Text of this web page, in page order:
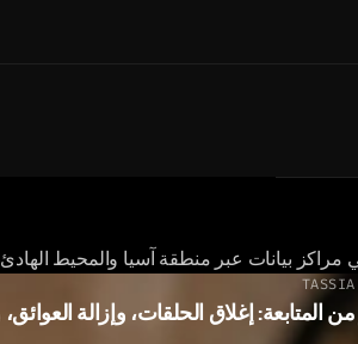
بيانات عبر منطقة آسيا والمحيط
المتابعة: إغلاق الحلقات، وإزالة